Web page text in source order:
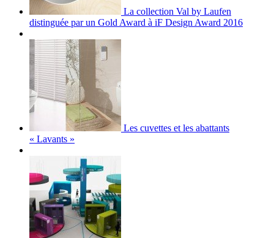
La collection Val by Laufen
distinguée par un Gold Award à iF Design Award 2016
Les cuvettes et les abattants
« Lavants »